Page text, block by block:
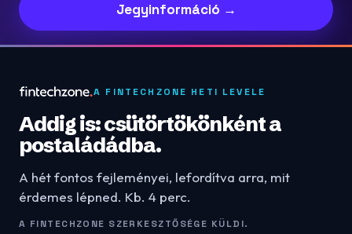
Jegyinformáció →
A FINTECHZONE HETI LEVELE
Addig is: csütörtökönként a
postaládádba.
A hét fontos fejleményei, lefordítva arra, mit
érdemes lépned. Kb. 4 perc.
A FINTECHZONE SZERKESZTŐSÉGE KÜLDI.